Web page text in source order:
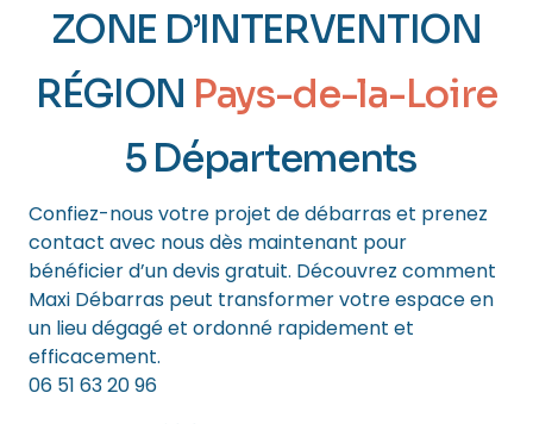
ZONE D’INTERVENTION
RÉGION Pays-de-la-Loire
5 Départements
Confiez-nous votre projet de débarras et prenez
contact avec nous dès maintenant pour
bénéficier d’un devis gratuit. Découvrez comment
Maxi Débarras peut transformer votre espace en
un lieu dégagé et ordonné rapidement et
efficacement.
06 51 63 20 96